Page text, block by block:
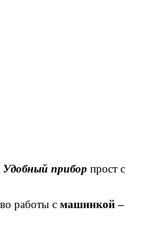
Удобный прибор прост с
работы с машинкой –